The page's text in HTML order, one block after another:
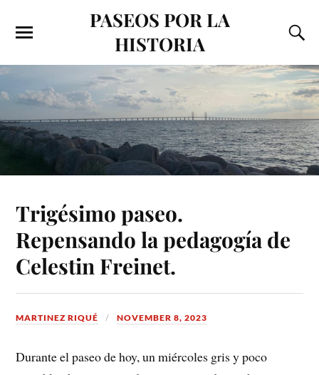
PASEOS POR LA
HISTORIA
Trigésimo paseo.
Repensando la pedagogía de
Celestin Freinet.
MARTINEZ RIQUÉ NOVEMBER 8, 2023
Durante el paseo de hoy, un miércoles gris y poco